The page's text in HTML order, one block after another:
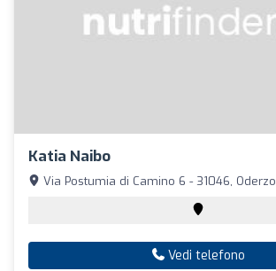
Katia Naibo
Via Postumia di Camino 6 - 31046, Oderzo
Vedi telefono